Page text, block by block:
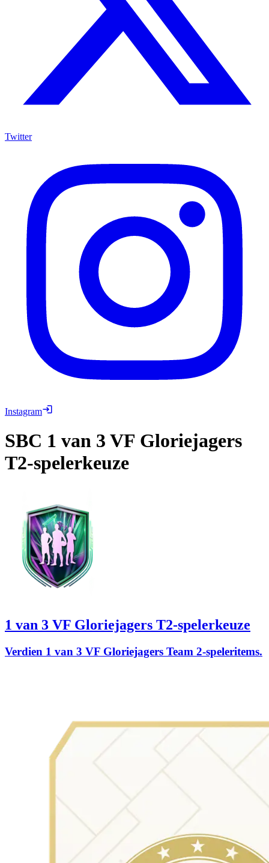
Twitter
Instagram
SBC 1 van 3 VF Gloriejagers
T2-spelerkeuze
1 van 3 VF Gloriejagers T2-spelerkeuze
Verdien 1 van 3 VF Gloriejagers Team 2-speleritems.